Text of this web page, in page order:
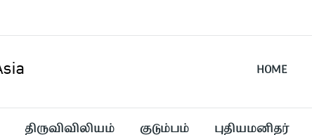
HOME
திருவிவிலியம் குடும்பம் புதியமனிதர்